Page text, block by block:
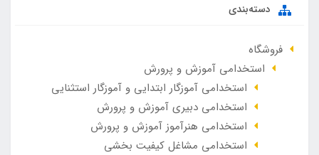
دسته‌بندی
فروشگاه
استخدامی آموزش و پرورش
استخدامی آموزگار ابتدایی و آموزگار استثنایی
استخدامی دبیری آموزش و پرورش
استخدامی هنرآموز آموزش و پرورش
استخدامی مشاغل کیفیت بخشی